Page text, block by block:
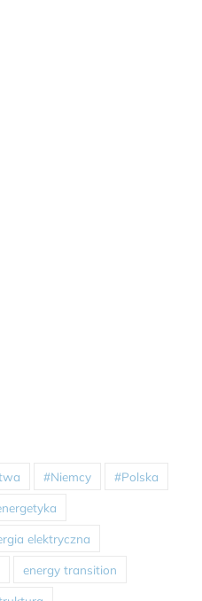
#Niemcy #Polska
elektryczna
energy transition